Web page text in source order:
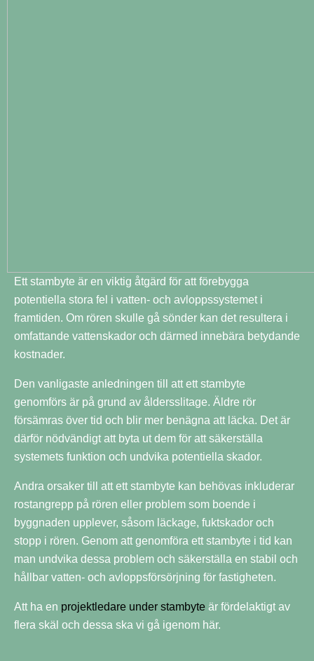
Ett stambyte är en viktig åtgärd för att förebygga
potentiella stora fel i vatten- och avloppssystemet i
framtiden. Om rören skulle gå sönder kan det resultera i
omfattande vattenskador och därmed innebära betydande
kostnader.
Den vanligaste anledningen till att ett stambyte
genomförs är på grund av åldersslitage. Äldre rör
försämras över tid och blir mer benägna att läcka. Det är
därför nödvändigt att byta ut dem för att säkerställa
systemets funktion och undvika potentiella skador.
Andra orsaker till att ett stambyte kan behövas inkluderar
rostangrepp på rören eller problem som boende i
byggnaden upplever, såsom läckage, fuktskador och
stopp i rören. Genom att genomföra ett stambyte i tid kan
man undvika dessa problem och säkerställa en stabil och
hållbar vatten- och avloppsförsörjning för fastigheten.
Att ha en projektledare under stambyte är fördelaktigt av
flera skäl och dessa ska vi gå igenom här.